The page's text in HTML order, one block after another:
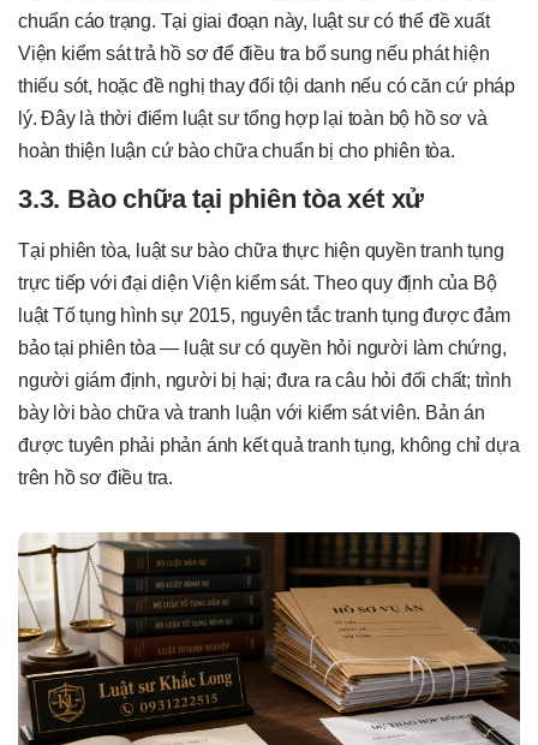
chuẩn cáo trạng. Tại giai đoạn này, luật sư có thể đề xuất
Viện kiểm sát trả hồ sơ để điều tra bổ sung nếu phát hiện
thiếu sót, hoặc đề nghị thay đổi tội danh nếu có căn cứ pháp
lý. Đây là thời điểm luật sư tổng hợp lại toàn bộ hồ sơ và
hoàn thiện luận cứ bào chữa chuẩn bị cho phiên tòa.
3.3. Bào chữa tại phiên tòa xét xử
Tại phiên tòa, luật sư bào chữa thực hiện quyền tranh tụng
trực tiếp với đại diện Viện kiểm sát. Theo quy định của Bộ
luật Tố tụng hình sự 2015, nguyên tắc tranh tụng được đảm
bảo tại phiên tòa — luật sư có quyền hỏi người làm chứng,
người giám định, người bị hại; đưa ra câu hỏi đối chất; trình
bày lời bào chữa và tranh luận với kiểm sát viên. Bản án
được tuyên phải phản ánh kết quả tranh tụng, không chỉ dựa
trên hồ sơ điều tra.